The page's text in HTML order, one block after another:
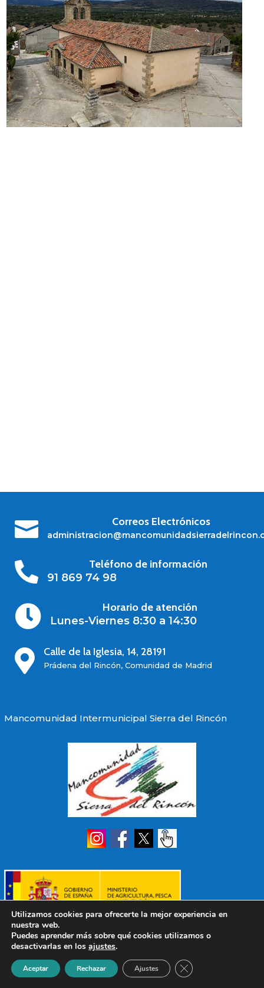
 Correos Electrónicos

Teléfono de información
91 869 74 98

Horario de atención
Lunes-Viernes 8:30 a 14:30
 Calle de la Iglesia, 14, 28191
Prádena del Rincón, Comunidad de Madrid
Mancomunidad Intermunicipal Sierra del Rincón
Utilizamos cookies para ofrecerte la mejor experiencia en
nuestra web.
Puedes aprender más sobre qué cookies utilizamos o
desactivarlas en los ajustes.
Aceptar Rechazar Ajustes Cerrar el banner de